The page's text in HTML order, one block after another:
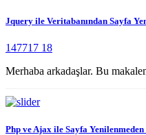
Jquery ile Veritabanından Sayfa
147717 18
Merhaba arkadaşlar. Bu
Php ve Ajax ile Sayfa